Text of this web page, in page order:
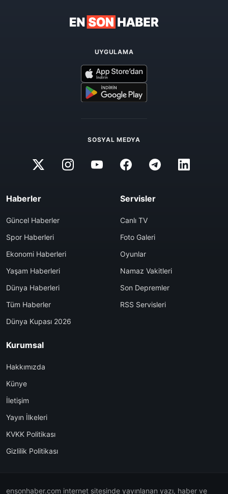
UYGULAMA
SOSYAL MEDYA
Haberler
Güncel Haberler
Spor Haberleri
Ekonomi Haberleri
Yaşam Haberleri
Dünya Haberleri
Tüm Haberler
Dünya Kupası 2026
Servisler
Canlı TV
Foto Galeri
Oyunlar
Namaz Vakitleri
Son Depremler
RSS Servisleri
Kurumsal
Hakkımızda
Künye
İletişim
Yayın İlkeleri
KVKK Politikası
Gizlilik Politikası
ensonhaber.com internet sitesinde yayınlanan yazı, haber ve